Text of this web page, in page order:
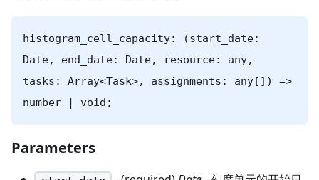
histogram_cell_capacity: (start_date:
Date, end_date: Date, resource: any,
tasks: Array<Task>, assignments: any[]) =>
number | void;
Parameters